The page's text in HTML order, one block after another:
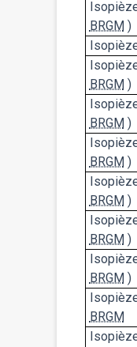
BRGM )
BRGM )
BRGM )
BRGM )
BRGM )
BRGM )
BRGM )
BRGM